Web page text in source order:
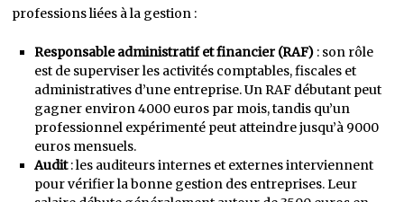
professions liées à la gestion :
Responsable administratif et financier (RAF): son rôle
est de superviser les activités comptables, fiscales et
administratives d’une entreprise. Un RAF débutant peut
gagner environ 4000 euros par mois, tandis qu’un
professionnel expérimenté peut atteindre jusqu’à 9000
euros mensuels.
Audit: les auditeurs internes et externes interviennent
pour vérifier la bonne gestion des entreprises. Leur